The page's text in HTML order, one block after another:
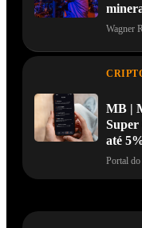
Wagner
MB |
Super
até
Portal